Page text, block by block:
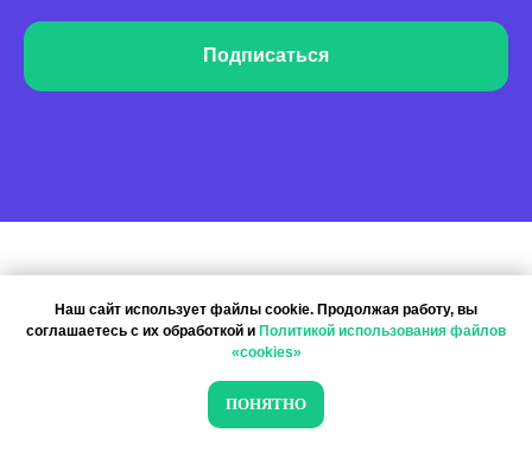
Пользуясь нашим сайтом, вы соглашаетесь с тем, что мы
ПОНЯТНО
Подписаться
Наш сайт использует файлы cookie. Продолжая работу, вы
соглашаетесь с их обработкой и Политикой использования файлов
«cookies»
ПОНЯТНО